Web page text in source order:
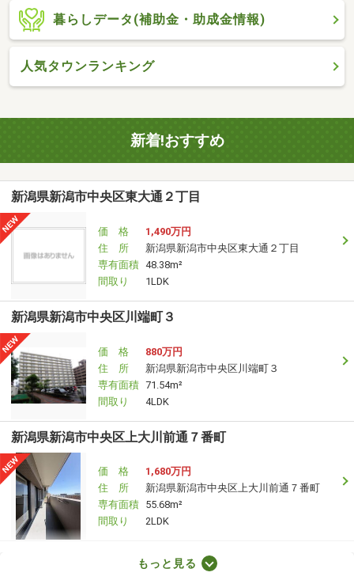
暮らしデータ(補助金・助成金情報)
人気タウンランキング
新着!おすすめ
新潟県新潟市中央区東大通２丁目
価 格
1,490万円
住 所
新潟県新潟市中央区東大通２丁目
専有面積 48.38m²
間取り
1LDK
新潟県新潟市中央区川端町３
価 格
880万円
住 所
新潟県新潟市中央区川端町３
専有面積 71.54m²
間取り
4LDK
新潟県新潟市中央区上大川前通７番町
価 格
1,680万円
住 所
新潟県新潟市中央区上大川前通７番町
専有面積 55.68m²
間取り
2LDK
新潟県新潟市中央区下大川前通３ノ町
もっと見る